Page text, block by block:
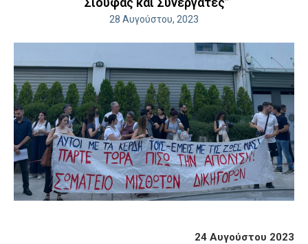
28 Αυγούστου, 2023
24 Αυγούστου 2023